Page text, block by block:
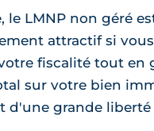
le LMNP non géré
attractif si
fiscalité tout en
sur votre bien
d'une grande